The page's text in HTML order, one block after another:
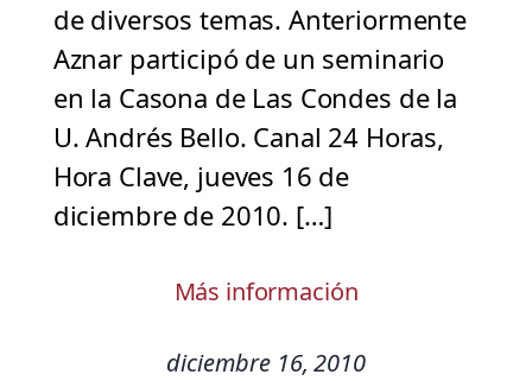
de diversos temas. Anteriormente
Aznar participó de un seminario
en la Casona de Las Condes de la
U. Andrés Bello. Canal 24 Horas,
Hora Clave, jueves 16 de
diciembre de 2010. […]
Más información
diciembre 16, 2010